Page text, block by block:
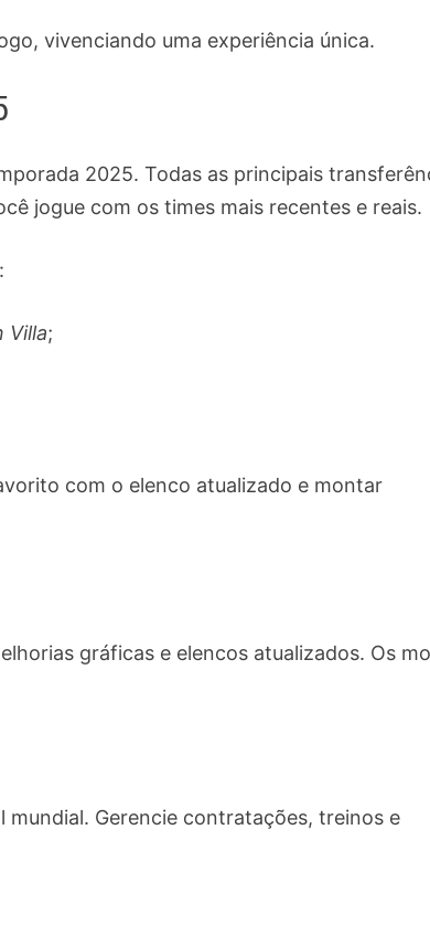
vivenciando uma experiência única.
2025. Todas as principais
jogue com os times mais recentes e reais.
Villa;
com o elenco atualizado e montar
gráficas e elencos atualizados. Os
Gerencie contratações, treinos e